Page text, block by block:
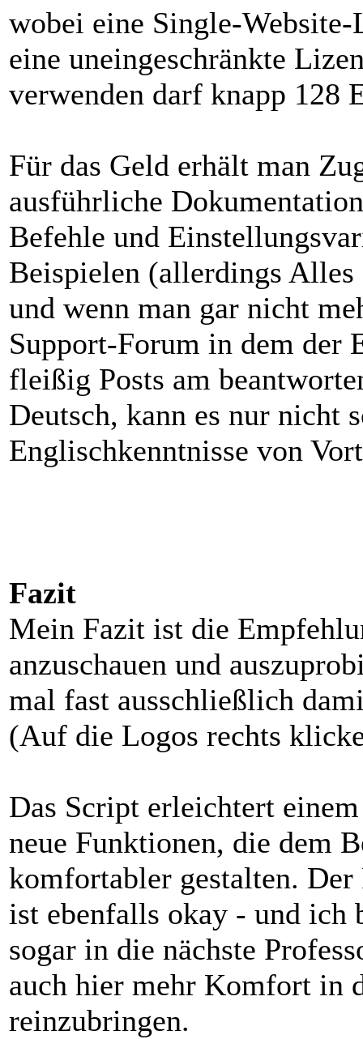
wobei eine Single-
eine uneingeschränkte
verwenden darf knapp 128
Für das Geld erhält man
ausführliche
Befehle und
Beispielen (allerdings
und wenn man gar nicht
Support-Forum in dem der
fleißig Posts am
Deutsch, kann es nur nicht
Englischkenntnisse von
Fazit
Mein Fazit ist die
anzuschauen und
mal fast ausschließlich
(Auf die Logos rechts
Das Script erleichtert
neue Funktionen, die dem
komfortabler gestalten.
ist ebenfalls okay - und ich
sogar in die nächste
auch hier mehr Komfort in
reinzubringen.